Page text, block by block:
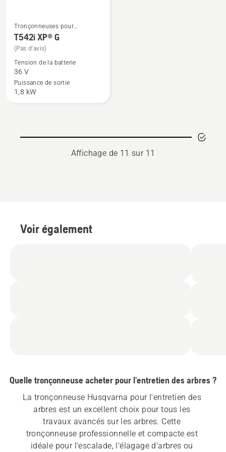
Voir
plus
de
détails
sur
T542i
Tronçonneuses pour
l'entretien des arbres
T542i XP® G
(Pas d'avis)
Tension de la batterie
36 V
Puissance de sortie
1,8 kW
Affichage de 11 sur 11
Voir également
Quelle tronçonneuse acheter pour l'entretien des arbres ?
La tronçonneuse Husqvarna pour l'entretien des
arbres est un excellent choix pour tous les
travaux avancés sur les arbres. Cette
tronçonneuse professionnelle et compacte est
idéale pour l'escalade, l'élagage d'arbres ou